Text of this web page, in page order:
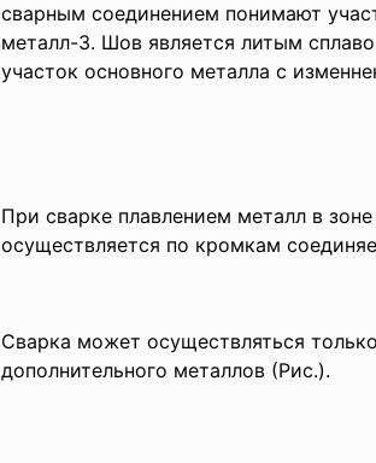
сварным соединением понимают
металл-3. Шов является литым
участок основного металла с
При сварке плавлением металл в
осуществляется по кромкам
Сварка может осуществляться
дополнительного металлов (Рис.).